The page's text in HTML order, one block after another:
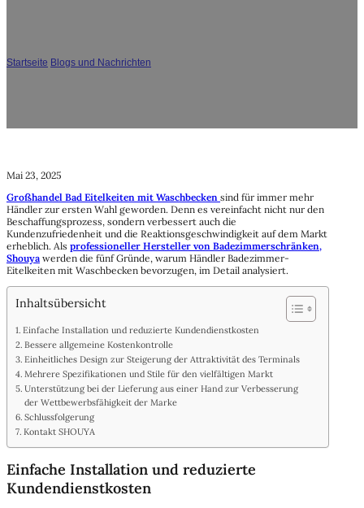
Startseite Blogs und Nachrichten
Mai 23, 2025
Großhandel Bad Eitelkeiten mit Waschbecken sind für immer mehr
Händler zur ersten Wahl geworden. Denn es vereinfacht nicht nur den
Beschaffungsprozess, sondern verbessert auch die
Kundenzufriedenheit und die Reaktionsgeschwindigkeit auf dem Markt
erheblich. Als professioneller Hersteller von Badezimmerschränken,
Shouya werden die fünf Gründe, warum Händler Badezimmer-
Eitelkeiten mit Waschbecken bevorzugen, im Detail analysiert.
Inhaltsübersicht
Einfache Installation und reduzierte Kundendienstkosten
Bessere allgemeine Kostenkontrolle
Einheitliches Design zur Steigerung der Attraktivität des Terminals
Mehrere Spezifikationen und Stile für den vielfältigen Markt
Unterstützung bei der Lieferung aus einer Hand zur Verbesserung
der Wettbewerbsfähigkeit der Marke
Schlussfolgerung
Kontakt SHOUYA
Einfache Installation und reduzierte
Kundendienstkosten